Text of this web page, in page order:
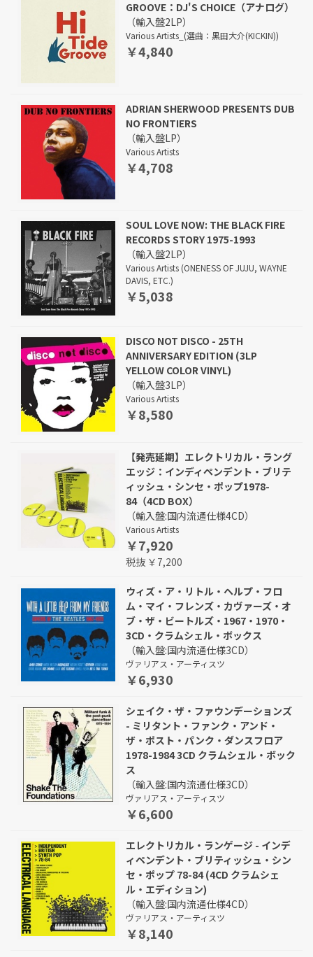
GROOVE：DJ'S CHOICE（アナログ）
（輸入盤2LP）
Various Artists_(選曲：黒田大介(KICKIN))
￥4,840
ADRIAN SHERWOOD PRESENTS DUB
NO FRONTIERS
（輸入盤LP）
Various Artists
￥4,708
SOUL LOVE NOW: THE BLACK FIRE
RECORDS STORY 1975-1993
（輸入盤2LP）
Various Artists (ONENESS OF JUJU, WAYNE
DAVIS, ETC.)
￥5,038
DISCO NOT DISCO - 25TH
ANNIVERSARY EDITION (3LP
YELLOW COLOR VINYL)
（輸入盤3LP）
Various Artists
￥8,580
【発売延期】エレクトリカル・ラング
エッジ：インディペンデント・ブリテ
ィッシュ・シンセ・ポップ1978-
84（4CD BOX）
（輸入盤:国内流通仕様4CD）
Various Artists
￥7,920
税抜 ￥7,200
ウィズ・ア・リトル・ヘルプ・フロ
ム・マイ・フレンズ・カヴァーズ・オ
ブ・ザ・ビートルズ・1967・1970・
3CD・クラムシェル・ボックス
（輸入盤:国内流通仕様3CD）
ヴァリアス・アーティスツ
￥6,930
シェイク・ザ・ファウンデーションズ
- ミリタント・ファンク・アンド・
ザ・ポスト・パンク・ダンスフロア
1978-1984 3CD クラムシェル・ボック
ス
（輸入盤:国内流通仕様3CD）
ヴァリアス・アーティスツ
￥6,600
エレクトリカル・ランゲージ - インデ
ィペンデント・ブリティッシュ・シン
セ・ポップ 78-84 (4CD クラムシェ
ル・エディション)
（輸入盤:国内流通仕様4CD）
ヴァリアス・アーティスツ
￥8,140